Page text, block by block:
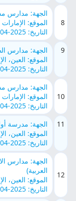
8
الجهة: مدارس
الموقع: الإمارات
التاريخ: 2025-04-29
9
الجهة: مدارس
الموقع: العين،
التاريخ: 2025-04-29
10
الجهة: مدارس
الموقع: الإمارات
التاريخ: 2025-04-28
11
الجهة: مدرسة
الموقع: العين،
التاريخ: 2025-04-28
12
الجهة: مدارس
العربية)
الموقع: العين،
التاريخ: 2025-04-28